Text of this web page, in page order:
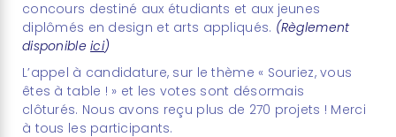
concours destiné aux étudiants et aux jeunes
diplômés en design et arts appliqués. (Règlement
disponibleici)
L’appel à candidature, sur le thème « Souriez, vous
êtes à table ! » et les votes sont désormais
clôturés. Nous avons reçu plus de 270 projets ! Merci
à tous les participants.